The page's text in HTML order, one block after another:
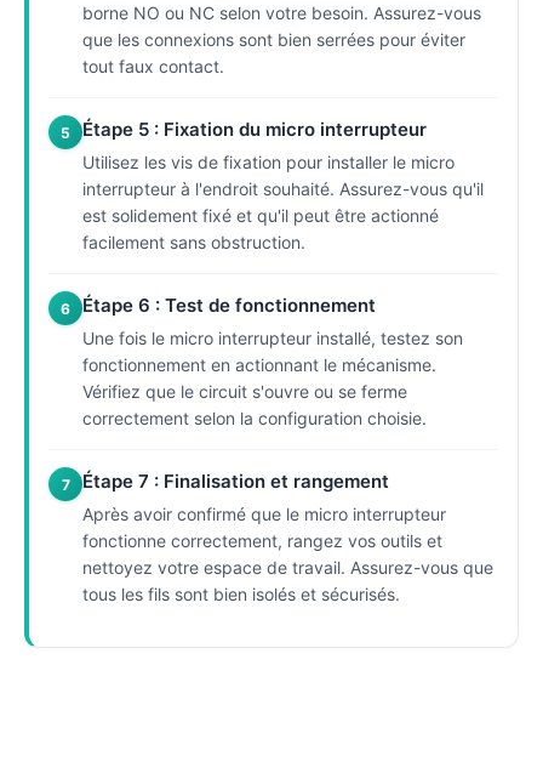
borne NO ou NC selon votre besoin. Assurez-vous
que les connexions sont bien serrées pour éviter
tout faux contact.
5 Étape 5 : Fixation du micro interrupteur
Utilisez les vis de fixation pour installer le micro
interrupteur à l'endroit souhaité. Assurez-vous qu'il
est solidement fixé et qu'il peut être actionné
facilement sans obstruction.
6 Étape 6 : Test de fonctionnement
Une fois le micro interrupteur installé, testez son
fonctionnement en actionnant le mécanisme.
Vérifiez que le circuit s'ouvre ou se ferme
correctement selon la configuration choisie.
7 Étape 7 : Finalisation et rangement
Après avoir confirmé que le micro interrupteur
fonctionne correctement, rangez vos outils et
nettoyez votre espace de travail. Assurez-vous que
tous les fils sont bien isolés et sécurisés.